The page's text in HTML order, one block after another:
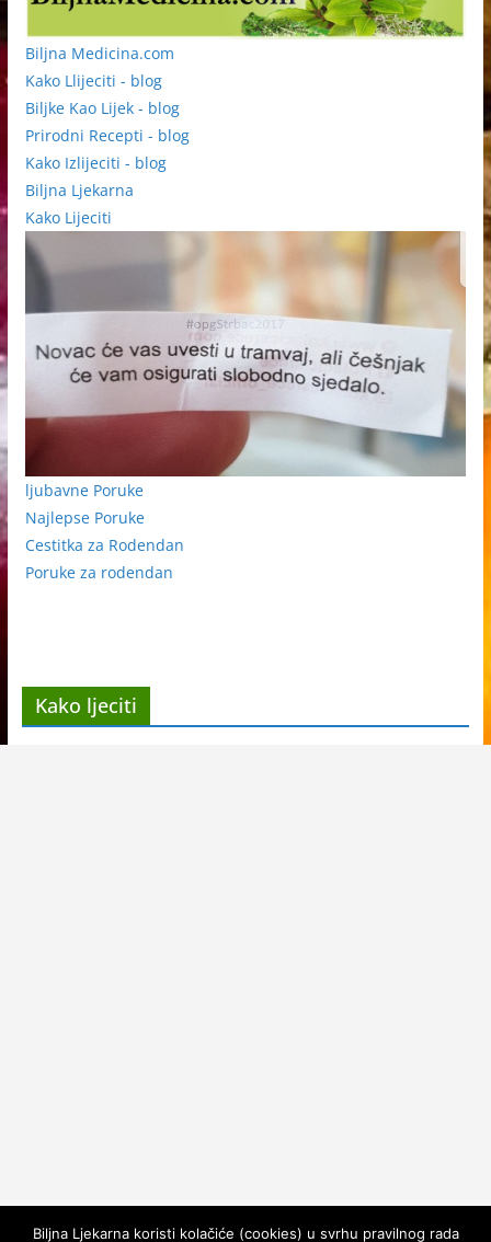
Biljna Medicina.com
Kako Llijeciti - blog
Biljke Kao Lijek - blog
Prirodni Recepti - blog
Kako Izlijeciti - blog
Biljna Ljekarna
Kako Lijeciti
ljubavne Poruke
Najlepse Poruke
Cestitka za Rodendan
Poruke za rodendan
Kako ljeciti
Biljna Ljekarna koristi kolačiće (cookies) u svrhu pravilnog rada